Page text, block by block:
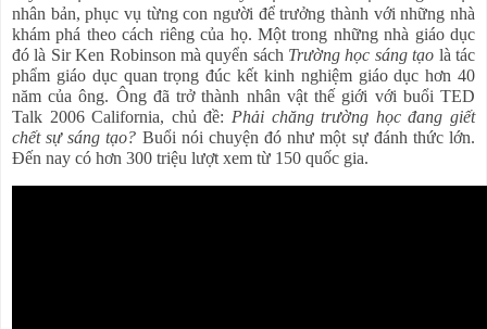
nhân bản, phục vụ từng con người để trưởng thành với những nhà
khám phá theo cách riêng của họ. Một trong những nhà giáo dục
đó là Sir Ken Robinson mà quyển sách Trường học sáng tạo là tác
phẩm giáo dục quan trọng đúc kết kinh nghiệm giáo dục hơn 40
năm của ông. Ông đã trở thành nhân vật thế giới với buổi TED
Talk 2006 California, chủ đề: Phải chăng trường học đang giết
chết sự sáng tạo? Buổi nói chuyện đó như một sự đánh thức lớn.
Đến nay có hơn 300 triệu lượt xem từ 150 quốc gia.